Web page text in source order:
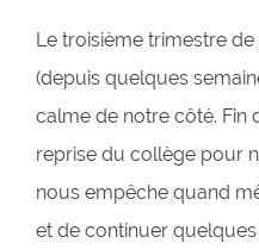
Le troisième trimestre
(depuis quelques
calme de notre côté. Fin
reprise du collège pour
nous empêche quand
et de continuer